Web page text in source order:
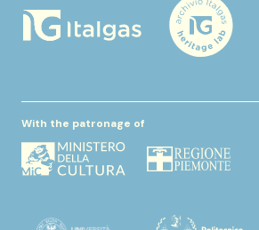
With the patronage of